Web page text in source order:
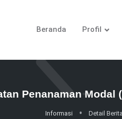
Beranda Profil
Penanaman Modal
Informasi Detail Berita